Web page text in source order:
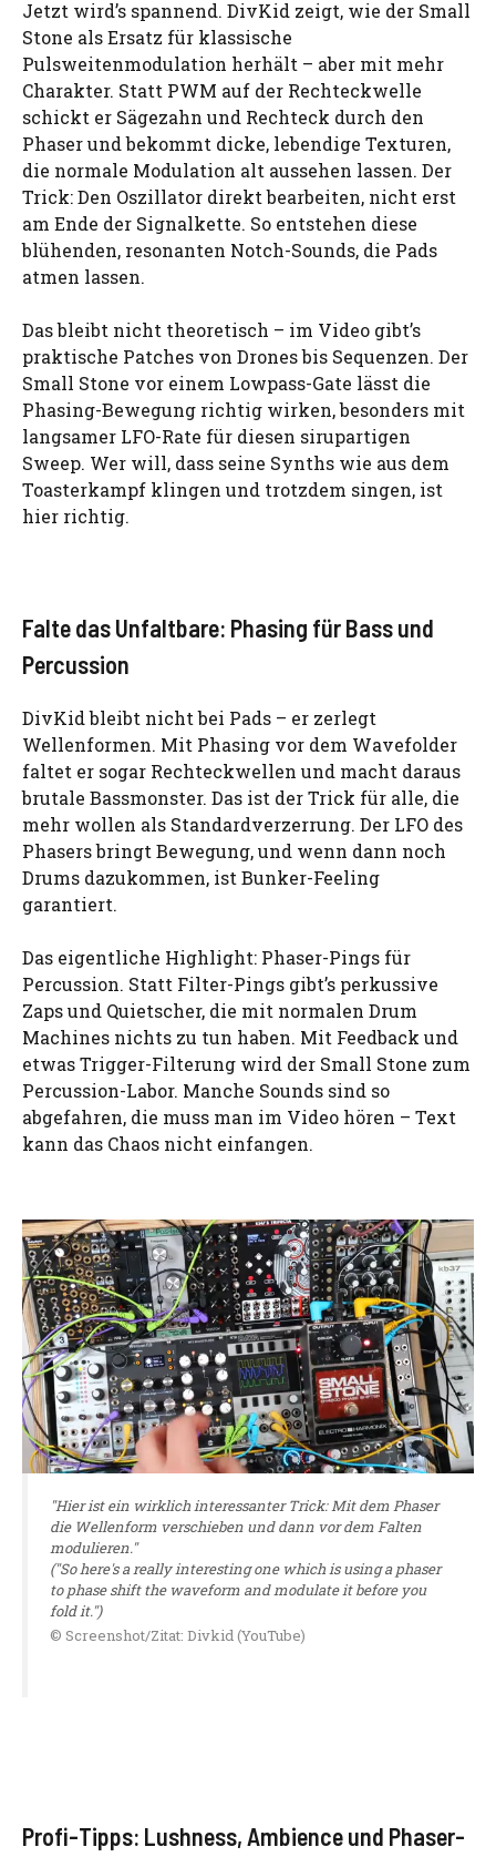
Jetzt wird’s spannend. DivKid zeigt, wie der Small
Stone als Ersatz für klassische
Pulsweitenmodulation herhält – aber mit mehr
Charakter. Statt PWM auf der Rechteckwelle
schickt er Sägezahn und Rechteck durch den
Phaser und bekommt dicke, lebendige Texturen,
die normale Modulation alt aussehen lassen. Der
Trick: Den Oszillator direkt bearbeiten, nicht erst
am Ende der Signalkette. So entstehen diese
blühenden, resonanten Notch-Sounds, die Pads
atmen lassen.
Das bleibt nicht theoretisch – im Video gibt’s
praktische Patches von Drones bis Sequenzen. Der
Small Stone vor einem Lowpass-Gate lässt die
Phasing-Bewegung richtig wirken, besonders mit
langsamer LFO-Rate für diesen sirupartigen
Sweep. Wer will, dass seine Synths wie aus dem
Toasterkampf klingen und trotzdem singen, ist
hier richtig.
Falte das Unfaltbare: Phasing für Bass und
Percussion
DivKid bleibt nicht bei Pads – er zerlegt
Wellenformen. Mit Phasing vor dem Wavefolder
faltet er sogar Rechteckwellen und macht daraus
brutale Bassmonster. Das ist der Trick für alle, die
mehr wollen als Standardverzerrung. Der LFO des
Phasers bringt Bewegung, und wenn dann noch
Drums dazukommen, ist Bunker-Feeling
garantiert.
Das eigentliche Highlight: Phaser-Pings für
Percussion. Statt Filter-Pings gibt’s perkussive
Zaps und Quietscher, die mit normalen Drum
Machines nichts zu tun haben. Mit Feedback und
etwas Trigger-Filterung wird der Small Stone zum
Percussion-Labor. Manche Sounds sind so
abgefahren, die muss man im Video hören – Text
kann das Chaos nicht einfangen.
"Hier ist ein wirklich interessanter Trick: Mit dem Phaser
die Wellenform verschieben und dann vor dem Falten
modulieren."
("So here's a really interesting one which is using a phaser
to phase shift the waveform and modulate it before you
fold it.")
© Screenshot/Zitat: Divkid (YouTube)
Profi-Tipps: Lushness, Ambience und Phaser-